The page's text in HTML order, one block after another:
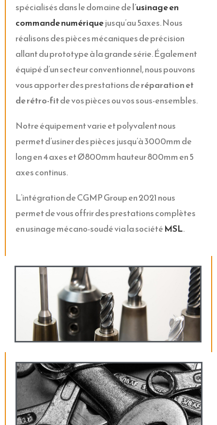
spécialisés dans le domaine del’usinage en
commande numériquejusqu’au 5axes. Nous
réalisons des pièces mécaniques de précision
allant du prototype à la grande série. Également
équipé d’un secteur conventionnel, nous pouvons
vous apporter des prestations deréparation et
de rétro-fitde vos pièces ou vos sous-ensembles.
Notre équipement varie et polyvalent nous
permet d’usiner des pièces jusqu’à 3000mm de
long en 4 axes et Ø800mm hauteur 800mm en 5
axes continus.
L’intégration de CGMP Group en 2021 nous
permet de vous offrir des prestations complètes
en usinage mécano-soudé via la sociétéMSL.